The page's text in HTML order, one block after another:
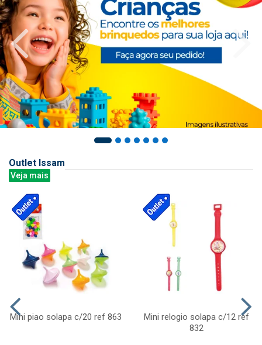
Outlet Issam
Veja mais
Mini piao solapa c/20 ref 863
Mini relogio solapa c/12 ref
832